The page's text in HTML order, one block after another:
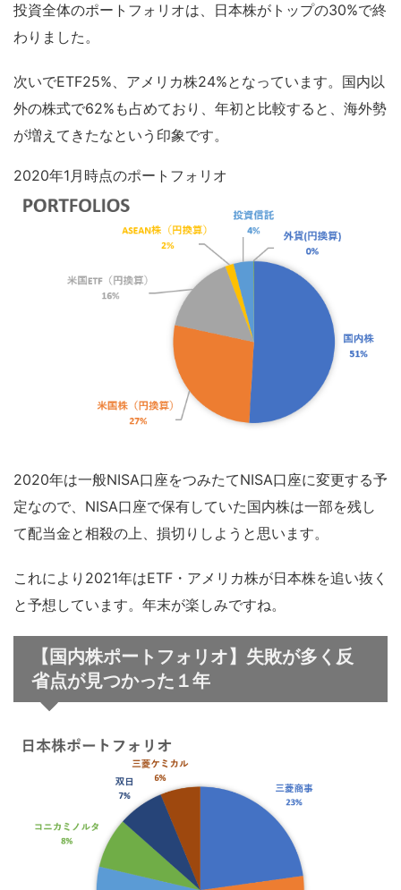
投資全体のポートフォリオは、日本株がトップの30%で終
わりました。
次いでETF25%、アメリカ株24%となっています。国内以
外の株式で62%も占めており、年初と比較すると、海外勢
が増えてきたなという印象です。
2020年1月時点のポートフォリオ
2020年は一般NISA口座をつみたてNISA口座に変更する予
定なので、NISA口座で保有していた国内株は一部を残し
て配当金と相殺の上、損切りしようと思います。
これにより2021年はETF・アメリカ株が日本株を追い抜く
と予想しています。年末が楽しみですね。
【国内株ポートフォリオ】失敗が多く反
省点が見つかった１年